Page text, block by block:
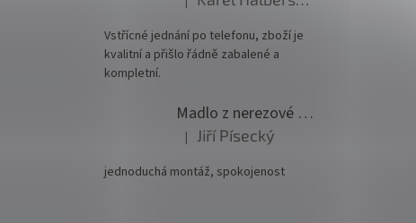
Hodnocení produktu je 5 z 5 hvězdiček.
Vstřícné jednání po telefonu, zboží je
kvalitní a přišlo řádně zabalené a
kompletní.
Madlo z nerezové oceli pr. 42,4mm komplet - model 0116 - 3000mm
Hodnocení produktu je 5 z 5 hvězdiček.
| Jiří Písecký
jednoduchá montáž, spokojenost